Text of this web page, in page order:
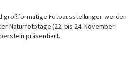
großformatige Fotoausstellungen werden
Naturfototage (22. bis 24. November
präsentiert.